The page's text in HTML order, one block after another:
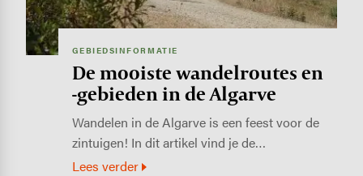
GEBIEDSINFORMATIE
De mooiste wandelroutes en
-gebieden in de Algarve
Wandelen in de Algarve is een feest voor de
zintuigen! In dit artikel vind je de…
Lees verder